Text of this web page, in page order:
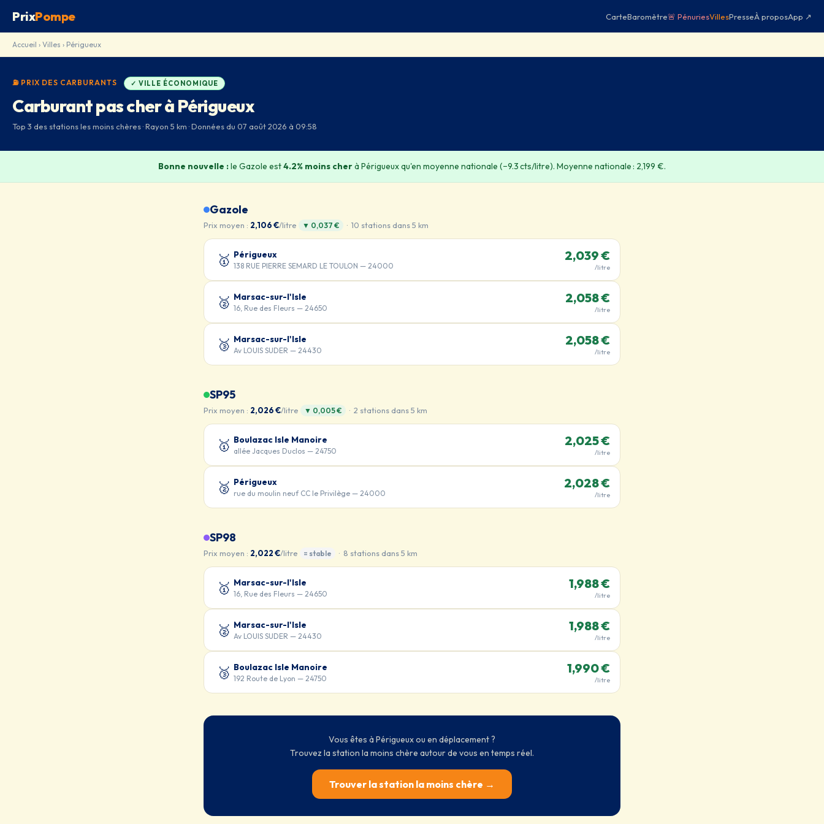
PrixPompe CarteBaromètre🚨 PénuriesVillesPresseÀ proposApp ↗
Accueil › Villes › Périgueux
⛽ PRIX DES CARBURANTS ✓ VILLE ÉCONOMIQUE
Carburant pas cher à Périgueux
Top 3 des stations les moins chères · Rayon 5 km · Données du 07 août 2026 à 09:58
Bonne nouvelle :le Gazole est4.2% moins cherà Périgueux qu'en moyenne nationale (−9.3 cts/litre). Moyenne nationale : 2,199 €.
Gazole
Prix moyen : 2,106 €/litre ▼ 0,037 € · 10 stations dans 5 km
🥇 Périgueux
138 RUE PIERRE SEMARD LE TOULON — 24000
2,039 €
/litre
🥈 Marsac-sur-l'Isle
16, Rue des Fleurs — 24650
2,058 €
/litre
🥉 Marsac-sur-l'Isle
Av LOUIS SUDER — 24430
2,058 €
/litre
SP95
Prix moyen : 2,026 €/litre ▼ 0,005 € · 2 stations dans 5 km
🥇 Boulazac Isle Manoire
allée Jacques Duclos — 24750
2,025 €
/litre
🥈 Périgueux
rue du moulin neuf CC le Privilège — 24000
2,028 €
/litre
SP98
Prix moyen : 2,022 €/litre = stable · 8 stations dans 5 km
🥇 Marsac-sur-l'Isle
16, Rue des Fleurs — 24650
1,988 €
/litre
🥈 Marsac-sur-l'Isle
Av LOUIS SUDER — 24430
1,988 €
/litre
🥉 Boulazac Isle Manoire
192 Route de Lyon — 24750
1,990 €
/litre
Vous êtes à Périgueux ou en déplacement ?
Trouvez la station la moins chère autour de vous en temps réel.
Trouver la station la moins chère →